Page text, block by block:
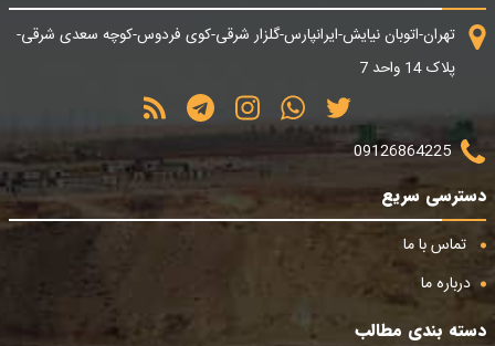
تهران-اتوبان نیایش-ایرانپارس-گلزار شرقی-کوی فردوس-کوچه سعدی شرقی-
پلاک 14 واحد 7
09126864225
دسترسی سریع
تماس با ما
درباره ما
دسته بندی مطالب